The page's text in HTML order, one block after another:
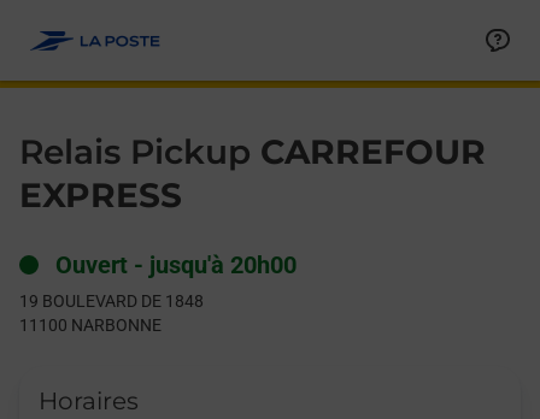
Relais Pickup CARREFOUR
EXPRESS
Ouvert - jusqu'à 20h00
19 BOULEVARD DE 1848
11100 NARBONNE
Horaires